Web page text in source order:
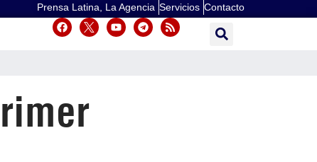
Prensa Latina, La Agencia Servicios Contacto